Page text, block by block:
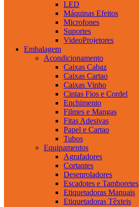
LED
Máquinas Efeitos
Microfones
Suportes
VideoProjetores
Embalagem
Acondicionamento
Caixas Cabaz
Caixas Cartao
Caixas Vinho
Cintas Fios e Cordel
Enchimento
Filmes e Mangas
Fitas Adesivas
Papel e Cartao
Tubos
Equipamentos
Agrafadores
Cortantes
Desenroladores
Escadotes e Tamboretes
Etiquetadoras Manuais
Etiquetadoras Têxteis